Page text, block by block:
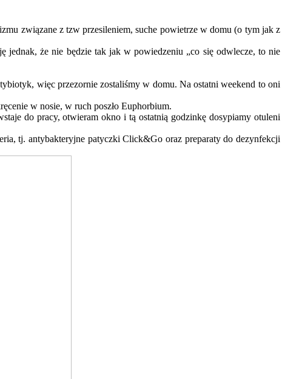
związane z tzw przesileniem, suche powietrze w domu (o tym jak z
jednak, że nie będzie tak jak w powiedzeniu „co się odwlecze, to nie
więc przezornie zostaliśmy w domu. Na ostatni weekend to oni
w nosie, w ruch poszło Euphorbium.
do pracy, otwieram okno i tą ostatnią godzinkę dosypiamy otuleni
tj. antybakteryjne patyczki Click&Go oraz preparaty do dezynfekcji